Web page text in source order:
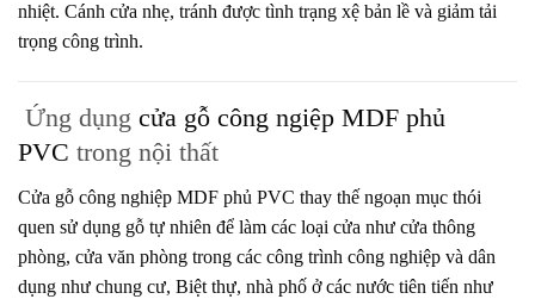
nhiệt. Cánh cửa nhẹ, tránh được tình trạng xệ bản lề và giảm tải
trọng công trình.
Ứng dụng cửa gỗ công ngiệp MDF phủ
PVC trong nội thất
Cửa gỗ công nghiệp MDF phủ PVC thay thế ngoạn mục thói
quen sử dụng gỗ tự nhiên để làm các loại cửa như cửa thông
phòng, cửa văn phòng trong các công trình công nghiệp và dân
dụng như chung cư, Biệt thự, nhà phố ở các nước tiên tiến như